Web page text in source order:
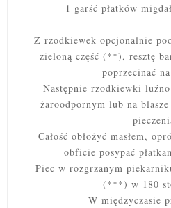
1 garść płatków
Z rzodkiewek opcjonalnie
zieloną część (**), resztę
poprzecinać
Następnie rzodkiewki
żaroodpornym lub na
Całość obłożyć masłem,
obficie posypać
Piec w rozgrzanym
(***) w 180
W międzyczasie